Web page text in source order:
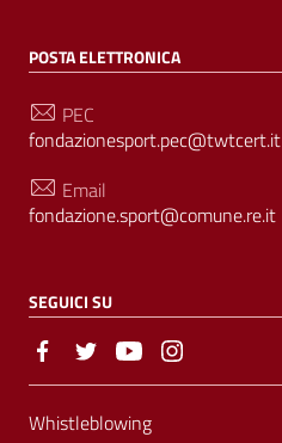
POSTA ELETTRONICA
PEC
fondazionesport.pec@twtcert.it
Email
fondazione.sport@comune.re.it
SEGUICI SU
Sezione Link Utili
Whistleblowing